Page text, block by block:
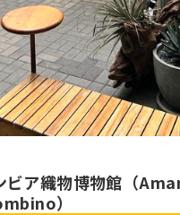
ビア織物博物館（
）